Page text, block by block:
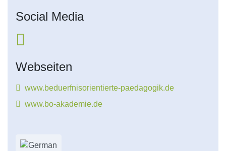
Social Media
Webseiten
www.beduerfnisorientierte-paedagogik.de
www.bo-akademie.de